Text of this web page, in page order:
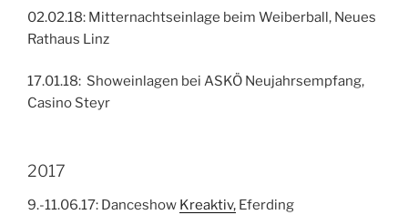
02.02.18: Mitternachtseinlage beim Weiberball, Neues
Rathaus Linz
17.01.18: Showeinlagen bei ASKÖ Neujahrsempfang,
Casino Steyr
2017
9.-11.06.17: Danceshow Kreaktiv, Eferding